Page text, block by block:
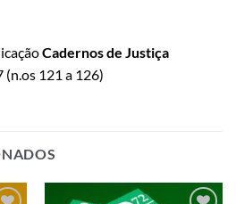
Cadernos de Justiça
(n.os 121 a 126)